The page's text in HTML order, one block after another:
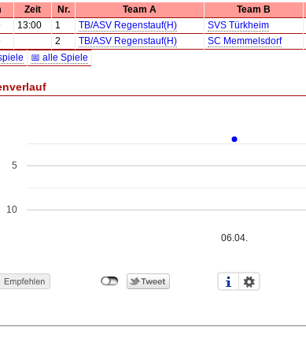
Zeit Nr. Team A Team B
13:00 1 TB/ASV Regenstauf(H) SVS Türkheim
2 TB/ASV Regenstauf(H) SC Memmelsdorf
📅 alle Spiele
06.04.
5
10